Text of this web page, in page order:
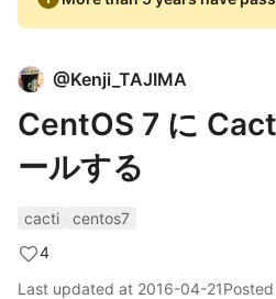
@Kenji_TAJIMA
CentOS 7 に
ールする
cacti
centos7
4
Last updated at 2016-04-21